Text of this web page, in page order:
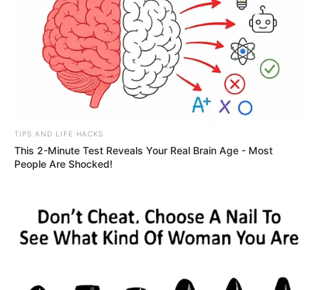
TIPS AND LIFE HACKS
This 2-Minute Test Reveals Your Real Brain Age - Most
People Are Shocked!